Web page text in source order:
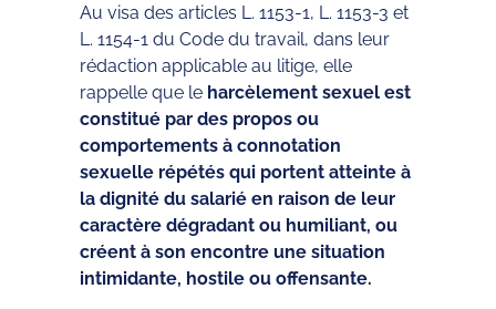
Au visa des articles L. 1153-1, L. 1153-3 et
L. 1154-1 du Code du travail, dans leur
rédaction applicable au litige, elle
rappelle que le harcèlement sexuel est
constitué par des propos ou
comportements à connotation
sexuelle répétés qui portent atteinte à
la dignité du salarié en raison de leur
caractère dégradant ou humiliant, ou
créent à son encontre une situation
intimidante, hostile ou offensante.